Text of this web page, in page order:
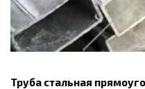
Труба стальная